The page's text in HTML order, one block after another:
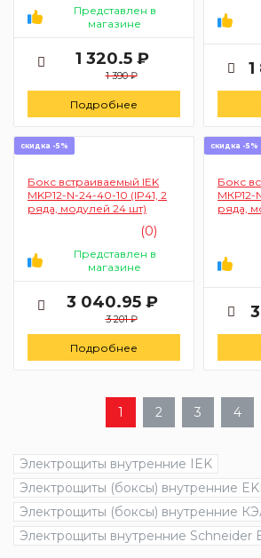
Представлен в
магазине
1 320.5 ₽
1 390 ₽
Подробнее
скидка -5%
Бокс встраиваемый IEK
MKP12-N-24-40-10 (IP41, 2
рядa, модулей 24 шт)
(0)
Представлен в
магазине
3 040.95 ₽
3 201 ₽
Подробнее
скидка -5%
Бокс
МКР12-
рядa,
1 2 3 4
Электрощиты внутренние IEK
Электрощиты (боксы) внутренние
Электрощиты (боксы) внутренние
Электрощиты внутренние Schneider